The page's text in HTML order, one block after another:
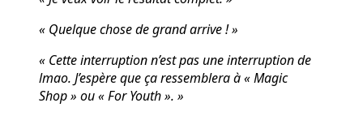
« Quelque chose de grand arrive ! »
« Cette interruption n’est pas une interruption de
lmao. J’espère que ça ressemblera à « Magic
Shop » ou « For Youth ». »